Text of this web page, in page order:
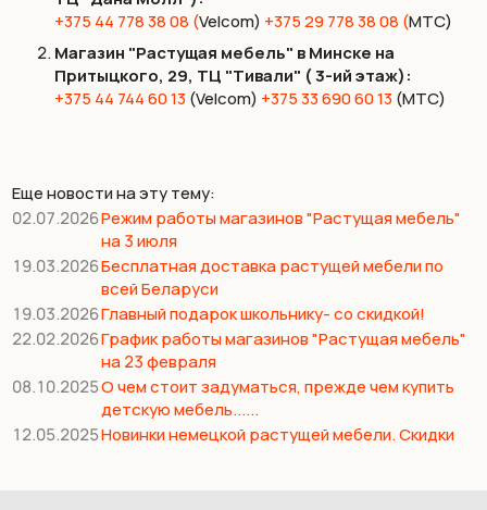
+375 44 778 38 08 (Velcom) +375 29 778 38 08 (МТС)
Магазин "Растущая мебель" в Минске на
Притыцкого, 29, ТЦ "Тивали" ( 3-ий этаж):
+375 44 744 60 13(Velcom) +375 33 690 60 13(МТС)
Еще новости на эту тему:
02.07.2026Режим работы магазинов "Растущая мебель"
на 3 июля
19.03.2026Бесплатная доставка растущей мебели по
всей Беларуси
19.03.2026Главный подарок школьнику- со скидкой!
22.02.2026График работы магазинов "Растущая мебель"
на 23 февраля
08.10.2025О чем стоит задуматься, прежде чем купить
детскую мебель......
12.05.2025Новинки немецкой растущей мебели. Скидки